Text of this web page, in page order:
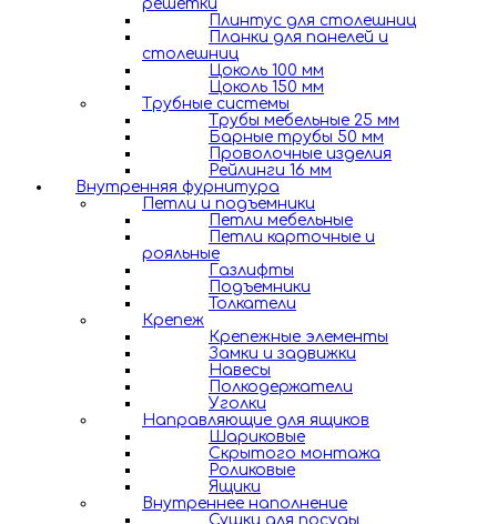
решетки
Плинтус для столешниц
Планки для панелей и
столешниц
Цоколь 100 мм
Цоколь 150 мм
Трубные системы
Трубы мебельные 25 мм
Барные трубы 50 мм
Проволочные изделия
Рейлинги 16 мм
Внутренняя фурнитура
Петли и подъемники
Петли мебельные
Петли карточные и
рояльные
Газлифты
Подъемники
Толкатели
Крепеж
Крепежные элементы
Замки и задвижки
Навесы
Полкодержатели
Уголки
Направляющие для ящиков
Шариковые
Скрытого монтажа
Роликовые
Ящики
Внутреннее наполнение
Сушки для посуды